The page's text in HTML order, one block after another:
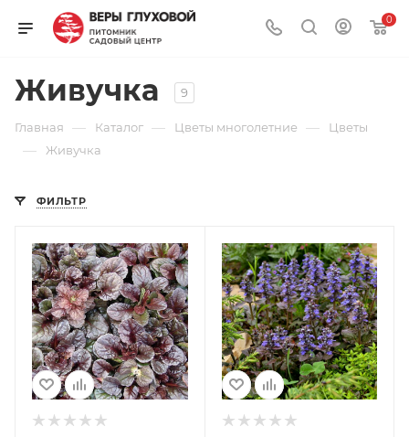
0
Живучка 9
Главная — Каталог — Цветы многолетние — Цветы
— Живучка
ФИЛЬТР